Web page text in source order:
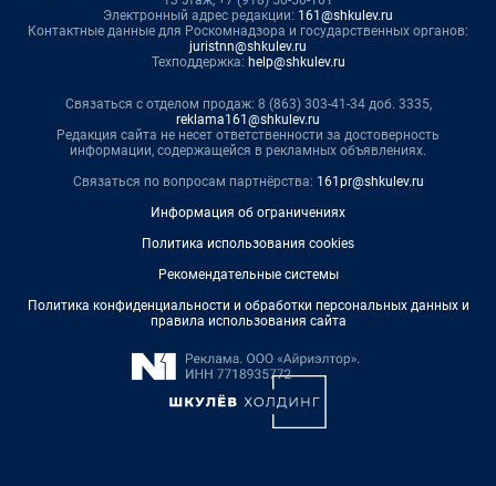
Электронный адрес редакции: 161@shkulev.ru
Контактные данные для Роскомнадзора и государственных органов:
juristnn@shkulev.ru
Техподдержка: help@shkulev.ru
Связаться с отделом продаж: 8 (863) 303-41-34 доб. 3335,
reklama161@shkulev.ru
Редакция сайта не несет ответственности за достоверность
информации, содержащейся в рекламных объявлениях.
Связаться по вопросам партнёрства: 161pr@shkulev.ru
Информация об ограничениях
Политика использования cookies
Рекомендательные системы
Политика конфиденциальности и обработки персональных данных и
правила использования сайта